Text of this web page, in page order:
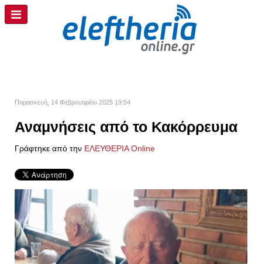
Παρασκευή, 14 Φεβρουαρίου 2025 19:54
Αναμνήσεις από το Κακόρρευμα
Γράφτηκε από την ΕΛΕΥΘΕΡΙΑ Online